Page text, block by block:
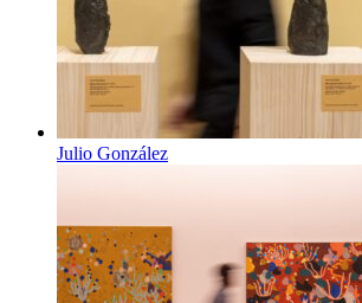
Julio González